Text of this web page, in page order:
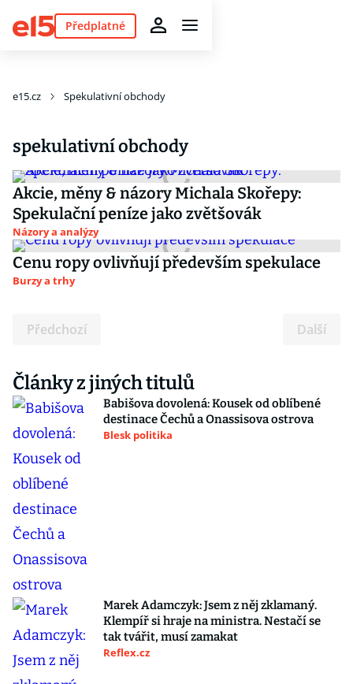
Předplatné
e15.cz Spekulativní obchody
spekulativní obchody
Akcie, měny & názory Michala Skořepy:
Spekulační peníze jako zvětšovák
Názory a analýzy
Cenu ropy ovlivňují především spekulace
Burzy a trhy
Předchozí Další
Články z jiných titulů
Babišova dovolená: Kousek od oblíbené
destinace Čechů a Onassisova ostrova
Blesk politika
Marek Adamczyk: Jsem z něj zklamaný.
Klempíř si hraje na ministra. Nestačí se
tak tvářit, musí zamakat
Reflex.cz